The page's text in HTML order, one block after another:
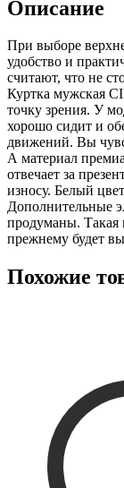
Описание
При выборе
удобство и
считают, что не
Куртка мужская
точку зрения. У
хорошо сидит и
движений. Вы
А материал
отвечает за
износу. Белый
Дополнительные
продуманы. Такая
прежнему будет
Похожие